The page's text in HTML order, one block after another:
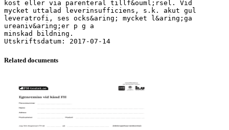
kost eller via parenteral tillf&ouml;rsel. Vid
mycket uttalad leverinsufficiens, s.k. akut gul
leveratrofi, ses ocks&aring; mycket l&aring;ga
ureaniv&aring;er p g a
minskad bildning.
Related documents